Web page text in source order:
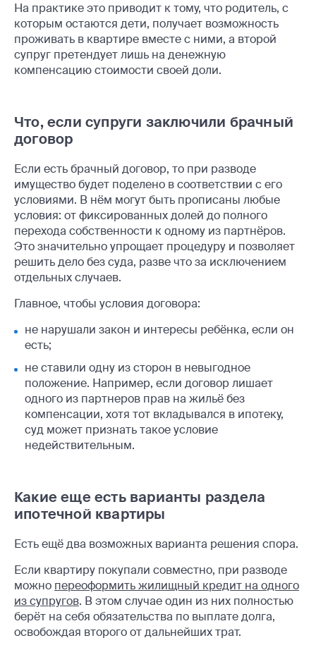
На практике это приводит к тому, что родитель, с
которым остаются дети, получает возможность
проживать в квартире вместе с ними, а второй
супруг претендует лишь на денежную
компенсацию стоимости своей доли.
Что, если супруги заключили брачный
договор
Если есть брачный договор, то при разводе
имущество будет поделено в соответствии с его
условиями. В нём могут быть прописаны любые
условия: от фиксированных долей до полного
перехода собственности к одному из партнёров.
Это значительно упрощает процедуру и позволяет
решить дело без суда, разве что за исключением
отдельных случаев.
Главное, чтобы условия договора:
не нарушали закон и интересы ребёнка, если он
есть;
не ставили одну из сторон в невыгодное
положение. Например, если договор лишает
одного из партнеров прав на жильё без
компенсации, хотя тот вкладывался в ипотеку,
суд может признать такое условие
недействительным.
Какие еще есть варианты раздела
ипотечной квартиры
Есть ещё два возможных варианта решения спора.
Если квартиру покупали совместно, при разводе
можно переоформить жилищный кредит на одного
из супругов. В этом случае один из них полностью
берёт на себя обязательства по выплате долга,
освобождая второго от дальнейших трат.